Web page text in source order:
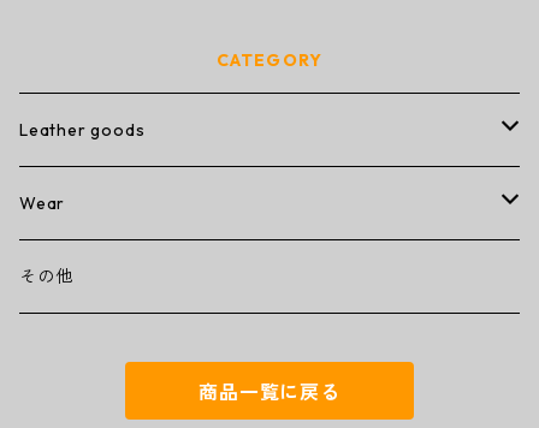
CATEGORY
Leather goods
wallet
ミニミニウォレット
その他
Wear
T-shirt
その他
商品一覧に戻る